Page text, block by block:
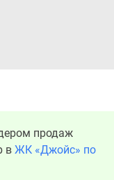
продаж
в ЖК «Джойс» по